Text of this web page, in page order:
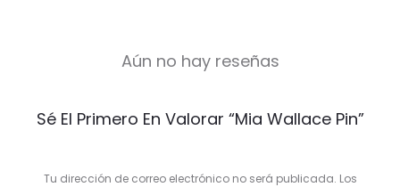
Aún no hay reseñas
Sé El Primero En Valorar “Mia Wallace Pin”
Tu dirección de correo electrónico no será publicada. Los